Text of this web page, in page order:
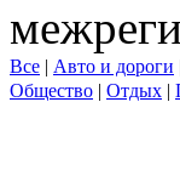
Все | Авто и дороги
Общество | Отдых |